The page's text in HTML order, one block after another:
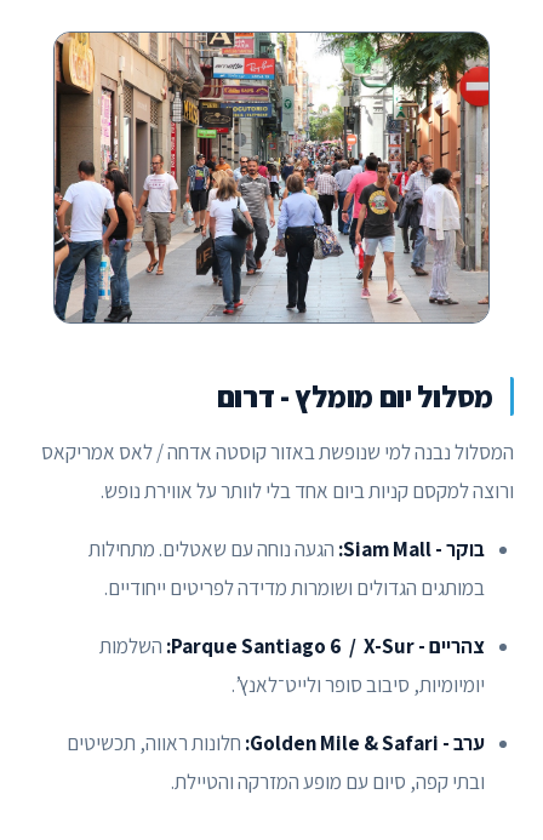
מסלול יום מומלץ - דרום
המסלול נבנה למי שנופשת באזור קוסטה אדחה / לאס אמריקאס
ורוצה למקסם קניות ביום אחד בלי לוותר על אווירת נופש.
בוקר - Siam Mall:
הגעה נוחה עם שאטלים. מתחילות
במותגים הגדולים ושומרות מדידה לפריטים ייחודיים.
צהריים - Parque Santiago 6 / X-Sur:
השלמות
יומיומיות, סיבוב סופר ולייט־לאנץ’.
ערב - Golden Mile & Safari:
חלונות ראווה, תכשיטים
ובתי קפה, סיום עם מופע המזרקה והטיילת.